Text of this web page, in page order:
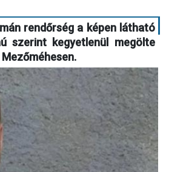
rendőrség a képen látható
szerint kegyetlenül megölte